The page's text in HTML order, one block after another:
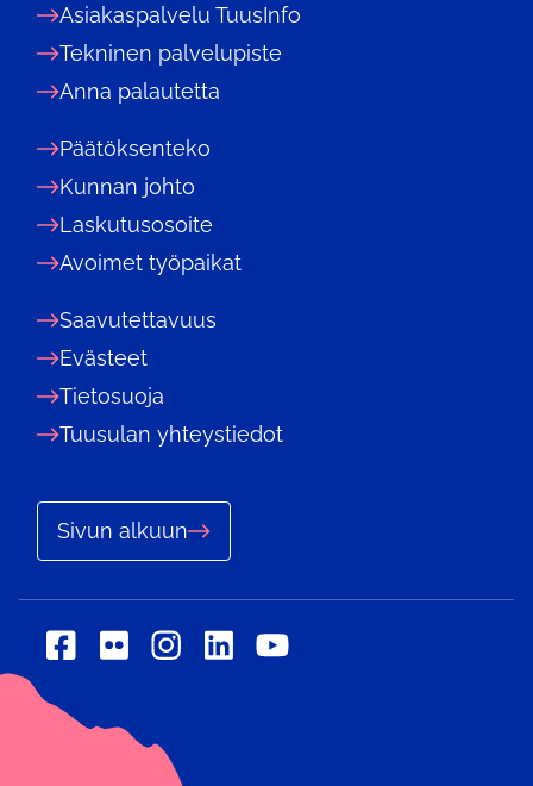
Asiakaspalvelu TuusInfo
Tekninen palvelupiste
Anna palautetta
Päätöksenteko
Kunnan johto
Laskutusosoite
Avoimet työpaikat
Saavutettavuus
Evästeet
Tietosuoja
Tuusulan yhteystiedot
Sivun alkuun
Sosiaalinen
facebook
Sosiaalinen
flickr
SosiaalinenSosiaalinenSosiaalinen